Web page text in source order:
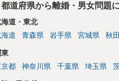
都道府県から離婚・男女問題
道・東北
道
青森県 岩手県 宮城県 秋
東
都
神奈川県 千葉県 埼玉県